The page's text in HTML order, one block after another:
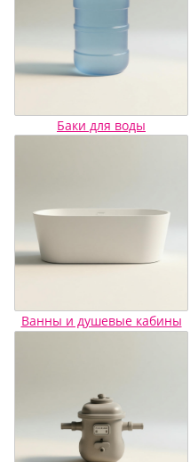
Баки для воды
Ванны и душевые кабины